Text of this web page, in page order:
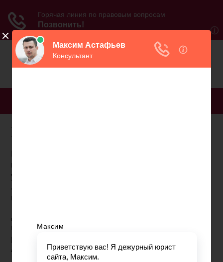
Пенсия 12 гумо льготы
комментариев на мои статьи. Комментаторы,
учтите, что все отзывы – от реальных живых
людей. Тапочки кидайте в них, а не в меня. И – да,
комментируйте, но без оскорблений.
Друг у меня, на растяжке подорвался
группа, осколки так в теле и остались. Потом стал
резко поправляться - 3 группа, а теперь здоров.
Вадим Пенсионер